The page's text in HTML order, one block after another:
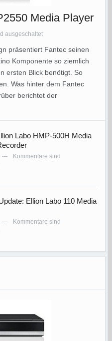
Media Player
ausgeschaltet
präsentiert Fantec seinen
Komponente so ziemlich
ersten Blick benötigt. So
Was hinter dem Fantec
berichtet der
Labo HMP-500H Media
—
Kommentare sind
Ellion Labo 110 Media
—
Kommentare sind